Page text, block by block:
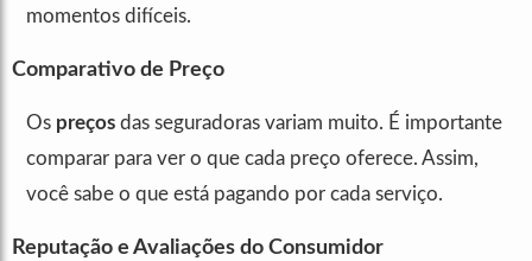
momentos difíceis.
Comparativo de Preço
Os preços das seguradoras variam muito. É importante
comparar para ver o que cada preço oferece. Assim,
você sabe o que está pagando por cada serviço.
Reputação e Avaliações do Consumidor